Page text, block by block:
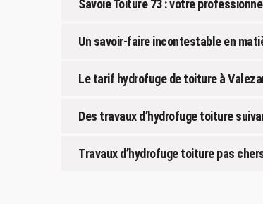
Savoie Toiture 73 : votre
Un savoir-faire incontestable en
Le tarif hydrofuge de toiture à
Des travaux d’hydrofuge toiture
Travaux d’hydrofuge toiture pas